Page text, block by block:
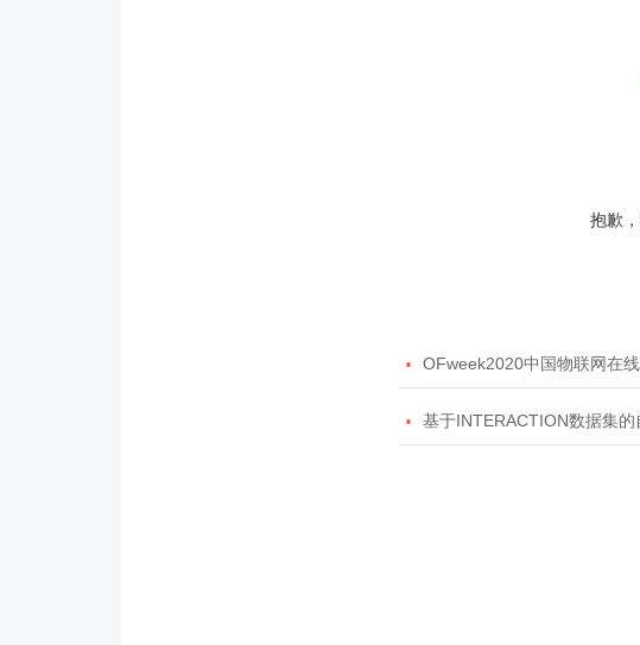
抱歉
 OFweek2020中国物联网在
 基于INTERACTION数据集的自动驾